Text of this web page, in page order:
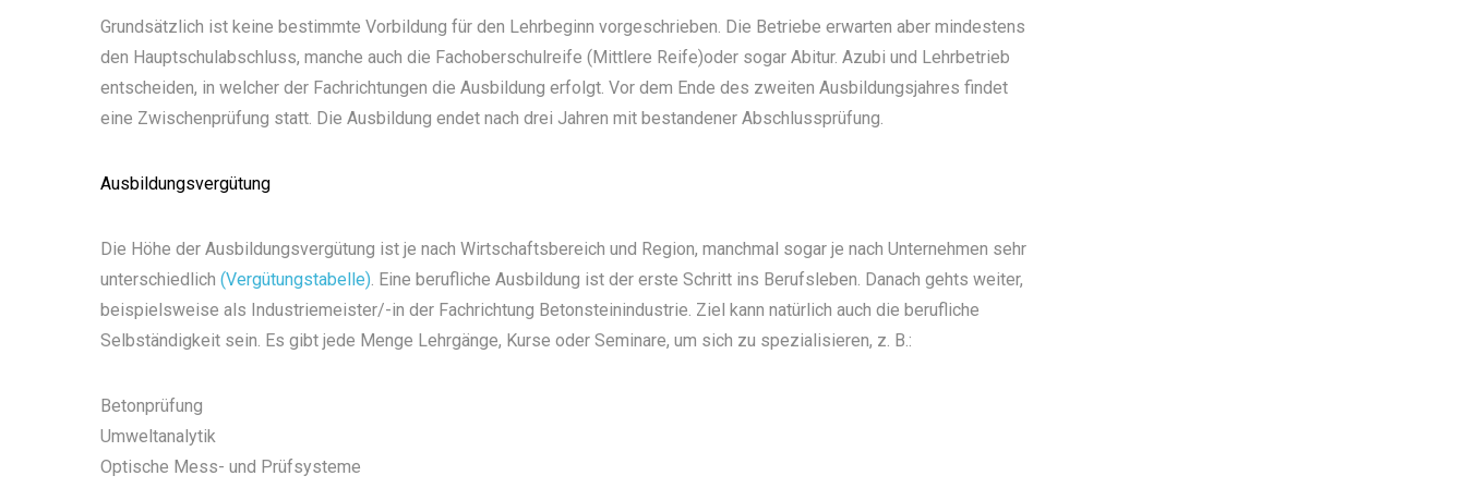
Grundsätzlich ist keine bestimmte Vorbildung für den Lehrbeginn vorgeschrieben. Die Betriebe erwarten aber mindestens
den Hauptschulabschluss, manche auch die Fachoberschulreife (Mittlere Reife)oder sogar Abitur. Azubi und Lehrbetrieb
entscheiden, in welcher der Fachrichtungen die Ausbildung erfolgt. Vor dem Ende des zweiten Ausbildungsjahres findet
eine Zwischenprüfung statt. Die Ausbildung endet nach drei Jahren mit bestandener Abschlussprüfung.
Ausbildungsvergütung
Die Höhe der Ausbildungsvergütung ist je nach Wirtschaftsbereich und Region, manchmal sogar je nach Unternehmen sehr
unterschiedlich (Vergütungstabelle) . Eine berufliche Ausbildung ist der erste Schritt ins Berufsleben. Danach gehts weiter,
beispielsweise als Industriemeister/-in der Fachrichtung Betonsteinindustrie. Ziel kann natürlich auch die berufliche
Selbständigkeit sein. Es gibt jede Menge Lehrgänge, Kurse oder Seminare, um sich zu spezialisieren, z. B.:
Betonprüfung
Umweltanalytik
Optische Mess- und Prüfsysteme